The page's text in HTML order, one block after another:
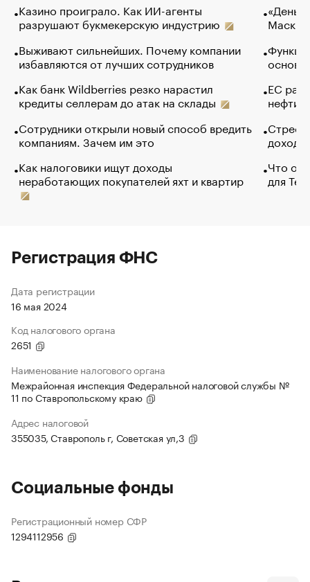
Казино проиграло. Как ИИ-агенты
разрушают букмекерскую индустрию
Выживают сильнейших. Почему компании
избавляются от лучших сотрудников
Как банк Wildberries резко нарастил
кредиты селлерам до атак на склады
Сотрудники открыли новый способ вредить
компаниям. Зачем им это
Как налоговики ищут доходы
неработающих покупателей яхт и квартир
Маск в
основ
ЕС
нефти
Что
для
Регистрация ФНС
Дата регистрации
16 мая 2024
Код налогового органа
2651
Наименование налогового органа
Межрайонная инспекция Федеральной налоговой службы №
11 по Ставропольскому краю
Адрес налоговой
355035, Ставрополь г, Советская ул,3
Социальные фонды
Регистрационный номер СФР
1294112956